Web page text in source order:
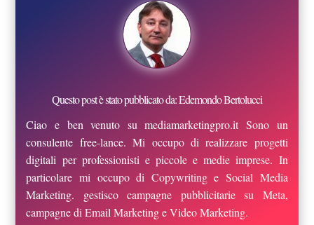
Questo post è stato pubblicato da: Edemondo Bertolucci
Ciao e ben venuto su mediamarketingpro.it Sono un
consulente free-lance. Mi occupo di realizzare progetti
digitali per professionisti e piccole e medie imprese. In
particolare mi occupo di Copywriting e Social Media
Marketing. gestisco campagne pubblicitarie su Meta,
campagne di Email Marketing e Video Marketing.